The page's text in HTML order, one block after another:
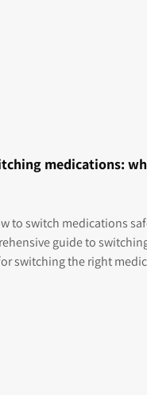
medications:
to switch medications
guide to
switching the right